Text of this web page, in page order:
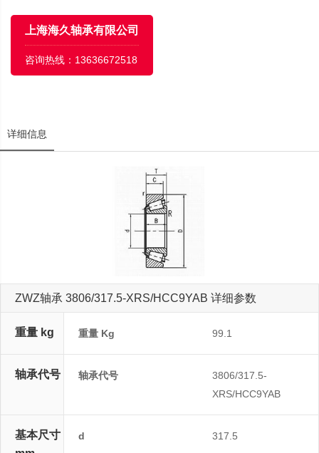
上海海久轴承有限公司
咨询热线： 13636672518
详细信息
ZWZ轴承 3806/317.5-XRS/HCC9YAB 详细参数
重量 kg 重量 Kg 99.1
轴承代号 轴承代号
3806/317.5-
XRS/HCC9YAB
基本尺寸
d
317.5